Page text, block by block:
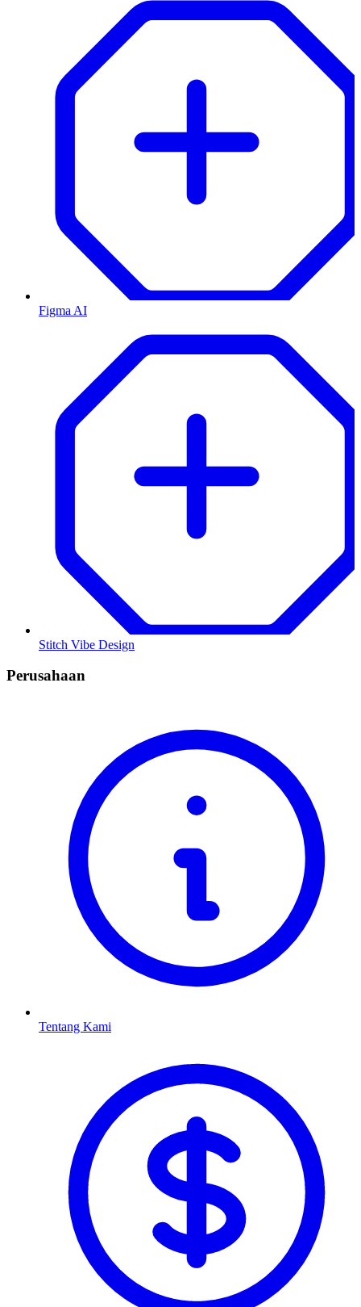
Figma AI
Stitch Vibe Design
Perusahaan
Tentang Kami